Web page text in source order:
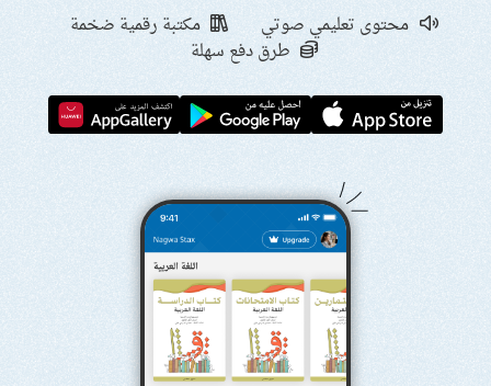
محتوى تعليمي صوتي
مكتبة رقمية ضخمة
طرق دفع سهلة